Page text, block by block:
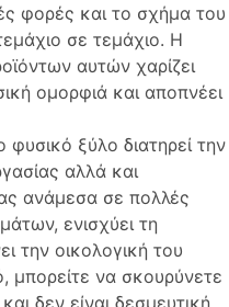
φορές και το σχήμα του
σε τεμάχιο. Η
αυτών χαρίζει
ομορφιά και αποπνέει
ξύλο διατηρεί την
αλλά και
ανάμεσα σε πολλές
ενισχύει τη
την οικολογική του
να σκουρύνετε
δεν είναι δεσμευτική